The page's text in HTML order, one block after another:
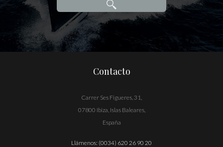
Contacto
Carrer Ses Figueres, 31,
07800 Ibiza, Islas Baleares,
España
Llámenos: (0034) 620 26 90 20